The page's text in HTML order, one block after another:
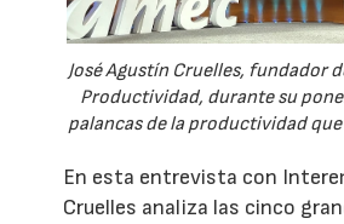
José Agustín Cruelles, fundador
Productividad, durante su
palancas de la productividad
En esta entrevista con
Cruelles analiza las cinco